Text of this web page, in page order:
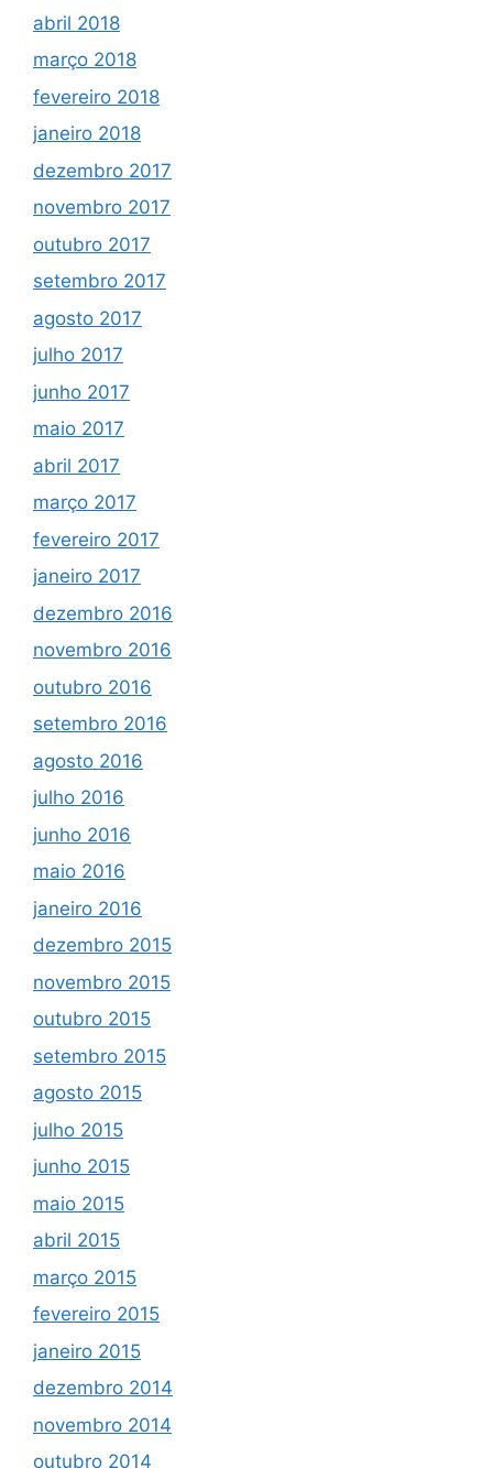
abril 2018
março 2018
fevereiro 2018
janeiro 2018
dezembro 2017
novembro 2017
outubro 2017
setembro 2017
agosto 2017
julho 2017
junho 2017
maio 2017
abril 2017
março 2017
fevereiro 2017
janeiro 2017
dezembro 2016
novembro 2016
outubro 2016
setembro 2016
agosto 2016
julho 2016
junho 2016
maio 2016
janeiro 2016
dezembro 2015
novembro 2015
outubro 2015
setembro 2015
agosto 2015
julho 2015
junho 2015
maio 2015
abril 2015
março 2015
fevereiro 2015
janeiro 2015
dezembro 2014
novembro 2014
outubro 2014